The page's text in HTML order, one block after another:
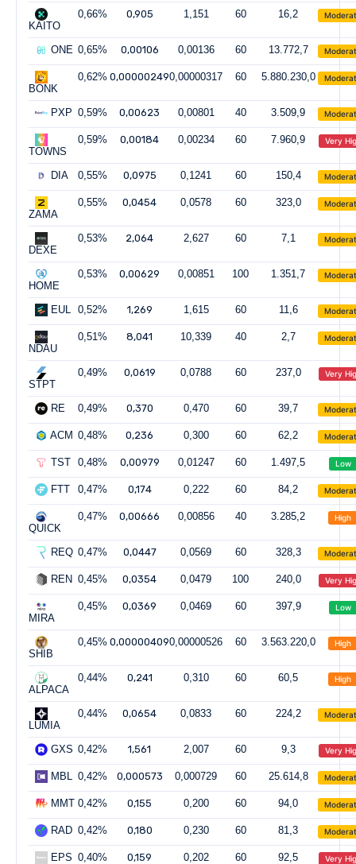
KAITO
0,66% 0,905 1,151 60 16,2
ONE 0,65% 0,00106 0,00136 60 13.772,7
BONK
0,62% 0,000002490,00000317 60 5.880.230,0
PXP 0,59% 0,00623 0,00801 40 3.509,9
TOWNS
0,59% 0,00184 0,00234 60 7.960,9 Very
DIA 0,55% 0,0975 0,1241 60 150,4
ZAMA
0,55% 0,0454 0,0578 60 323,0
DEXE
0,53% 2,064 2,627 60 7,1
HOME
0,53% 0,00629 0,00851 100 1.351,7
EUL 0,52% 1,269 1,615 60 11,6
NDAU
0,51% 8,041 10,339 40 2,7
STPT
0,49% 0,0619 0,0788 60 237,0 Very
RE 0,49% 0,370 0,470 60 39,7
ACM 0,48% 0,236 0,300 60 62,2
TST 0,48% 0,00979 0,01247 60 1.497,5 Low
FTT 0,47% 0,174 0,222 60 84,2
QUICK
0,47% 0,00666 0,00856 40 3.285,2 High
REQ 0,47% 0,0447 0,0569 60 328,3
REN 0,45% 0,0354 0,0479 100 240,0 Very
MIRA
0,45% 0,0369 0,0469 60 397,9 Low
SHIB
0,45% 0,000004090,00000526 60 3.563.220,0 High
ALPACA
0,44% 0,241 0,310 60 60,5 High
LUMIA
0,44% 0,0654 0,0833 60 224,2
GXS 0,42% 1,561 2,007 60 9,3 Very
MBL 0,42% 0,000573 0,000729 60 25.614,8
MMT 0,42% 0,155 0,200 60 94,0
RAD 0,42% 0,180 0,230 60 81,3
EPS 0,40% 0,159 0,202 60 92,5 Very